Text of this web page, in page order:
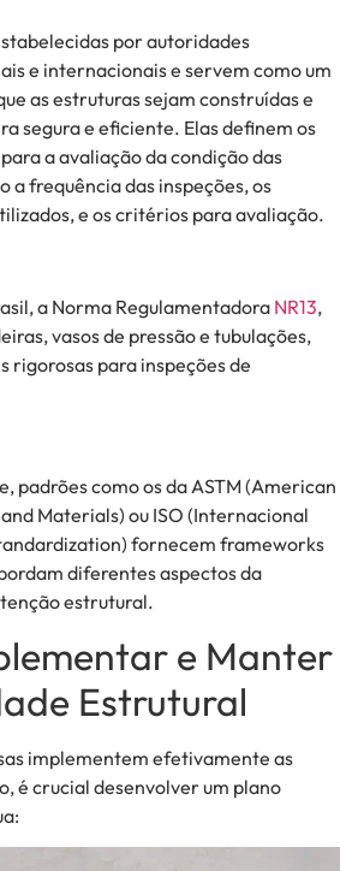
por autoridades
e internacionais e servem como um
as estruturas sejam construídas e
segura e eficiente. Elas definem os
a avaliação da condição das
a frequência das inspeções, os
e os critérios para avaliação.
a Norma RegulamentadoraNR13,
vasos de pressão e tubulações,
rigorosas para inspeções de
padrões como os da ASTM (American
Materials) ou ISO (Internacional
fornecem frameworks
diferentes aspectos da
estrutural.
e Manter
Estrutural
implementem efetivamente as
é crucial desenvolver um plano